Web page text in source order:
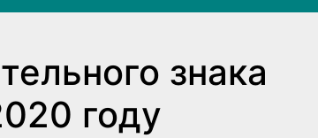
знака
году